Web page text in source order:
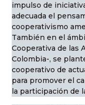
impulso de
adecuada el
cooperativismo
También en el
Cooperativa de las
Colombia-, se
cooperativo de
para promover el
la participación de